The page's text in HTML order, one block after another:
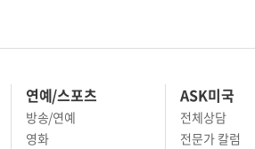
연예/스포츠
방송/연예
영화
ASK미국
전체상담
전문가 칼럼